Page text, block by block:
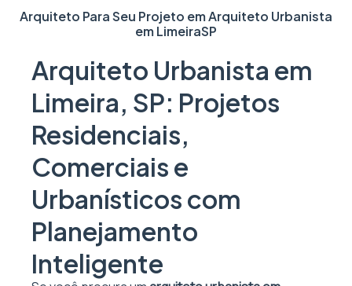
Arquiteto Para Seu Projeto emArquiteto Urbanista
em LimeiraSP
Arquiteto Urbanista em
Limeira, SP: Projetos
Residenciais,
Comerciais e
Urbanísticos com
Planejamento
Inteligente